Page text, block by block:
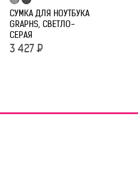
СУМКА ДЛЯ НОУТБУКА
GRAPHS, СВЕТЛО-
СЕРАЯ
3 427 Р